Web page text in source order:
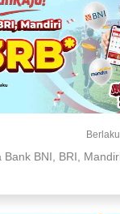
Bank BNI, BRI, Mandiri